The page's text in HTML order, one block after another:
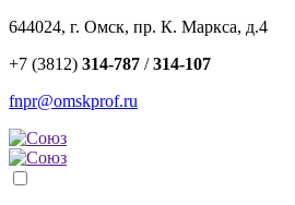
644024, г. Омск, пр. К. Маркса, д.4
+7 (3812) 314-787 /314-107
fnpr@omskprof.ru